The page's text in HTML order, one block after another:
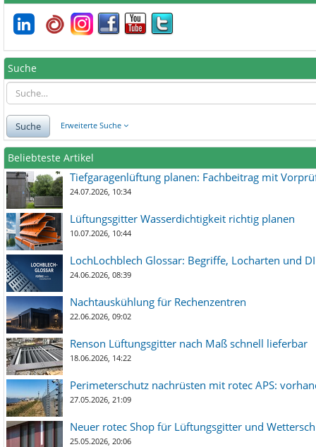
Suche
Suche Erweiterte Suche
Beliebteste Artikel
Tiefgaragenlüftung planen: Fachbeitrag mit
24.07.2026, 10:34
Lüftungsgitter Wasserdichtigkeit richtig planen
10.07.2026, 10:44
LochLochblech Glossar: Begriffe, Locharten und
24.06.2026, 08:39
Nachtauskühlung für Rechenzentren
22.06.2026, 09:02
Renson Lüftungsgitter nach Maß schnell lieferbar
18.06.2026, 14:22
Perimeterschutz nachrüsten mit rotec APS:
27.05.2026, 21:09
Neuer rotec Shop für Lüftungsgitter und
25.05.2026, 20:06